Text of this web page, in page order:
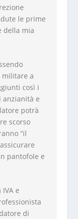
le prime
della mia
a
così i
anzianità e
potrà
scorso
“il
pantofole e
e
di